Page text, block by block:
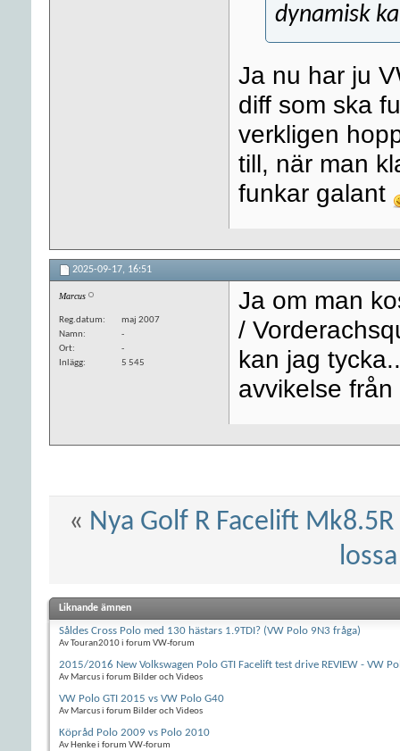
dynamisk
Ja nu har ju
diff som ska
verkligen
till, när man
funkar galant
2025-09-17, 16:51
Marcus
Reg.datum
maj 2007
Namn
-
Ort
-
Inlägg
5 545
Ja om man
/
kan jag
avvikelse
« Nya Golf R Facelift
Liknande ämnen
Såldes Cross Polo med 130 hästars 1.9TDI? (VW Polo 9N3 fråga)
Av Touran2010 i forum VW-forum
2015/2016 New Volkswagen Polo GTI Facelift test drive REVIEW - VW
Av Marcus i forum Bilder och Videos
VW Polo GTI 2015 vs VW Polo G40
Av Marcus i forum Bilder och Videos
Köpråd Polo 2009 vs Polo 2010
Av Henke i forum VW-forum